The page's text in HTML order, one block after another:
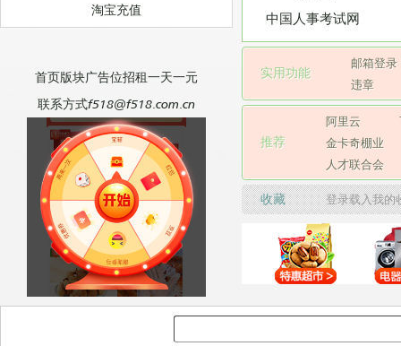
中国人事考试网
实用功能
邮箱登录
违章
推荐
阿里云
金卡奇棚业
人才联合会
收藏 登录载入我
淘宝充值
首页版块广告位招租一天一元
联系方式f518@f518.com.cn